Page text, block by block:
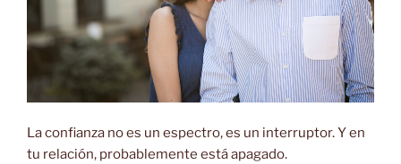
La confianza no es un espectro, es un interruptor. Y en
tu relación, probablemente está apagado.